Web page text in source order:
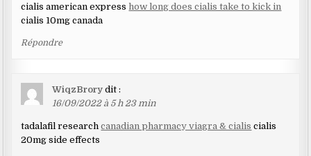
cialis american expresshow long does cialis take to kick in
cialis 10mg canada
Répondre
WiqzBrory dit :
16/09/2022 à 5 h 23 min
tadalafil researchcanadian pharmacy viagra & cialis cialis
20mg side effects